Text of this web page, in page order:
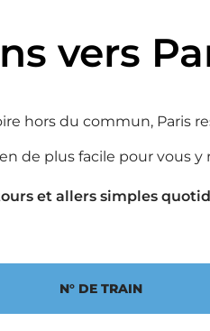
vers
hors du commun, Paris
de plus facile pour vous y
et allers simples
N° DE TRAIN